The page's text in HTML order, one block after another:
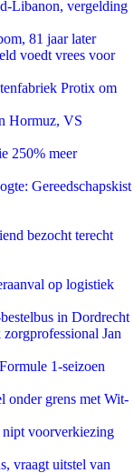
Libanon, vergelding
81 jaar later
voedt vrees voor
Protix om
Hormuz, VS
250% meer
Gereedschapskist
bezocht terecht
op logistiek
in Dordrecht
Jan
1-seizoen
onder grens met Wit-
nipt voorverkiezing
vraagt uitstel van